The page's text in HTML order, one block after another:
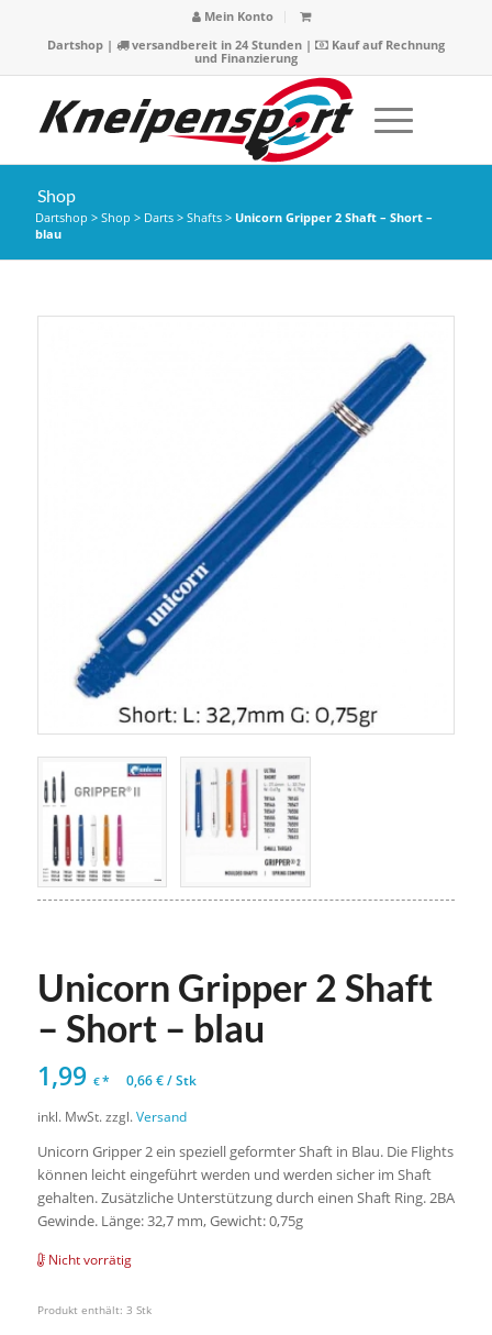
Mein Konto
Dartshop| versandbereit in 24 Stunden |
Kauf auf Rechnung
und Finanzierung
Shop
Dartshop > Shop > Darts> Shafts> Unicorn Gripper 2 Shaft – Short –
blau
Unicorn Gripper 2 Shaft
– Short – blau
1,99 €* 0,66€/Stk
inkl. MwSt. zzgl.Versand
Unicorn Gripper 2 ein speziell geformter Shaft in Blau. Die Flights
können leicht eingeführt werden und werden sicher im Shaft
gehalten. Zusätzliche Unterstützung durch einen Shaft Ring. 2BA
Gewinde. Länge: 32,7 mm, Gewicht: 0,75g
Nicht vorrätig
Produkt enthält: 3 Stk